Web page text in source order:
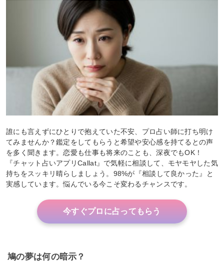
誰にも言えずにひとりで抱えていた不安、プロ占い師に打ち明け
てみませんか？鑑定をしてもらうと希望や安心感を持てるとの声
を多く聞きます。恋愛も仕事も将来のことも、深夜でもOK！
『チャット占いアプリCallat』で気軽に相談して、モヤモヤした気
持ちをスッキリ晴らしましょう。98%が『相談して良かった』と
実感しています。悩んでいる今こそ変わるチャンスです。
今すぐプロに占ってもらう
鳩の夢は何の暗示？